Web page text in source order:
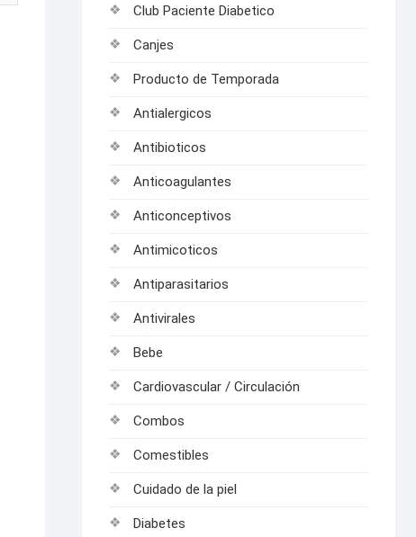
Club Paciente Diabetico
Canjes
Producto de Temporada
Antialergicos
Antibioticos
Anticoagulantes
Anticonceptivos
Antimicoticos
Antiparasitarios
Antivirales
Bebe
Cardiovascular / Circulación
Combos
Comestibles
Cuidado de la piel
Diabetes